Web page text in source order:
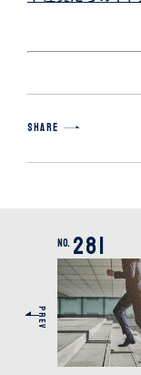
SHARE
No. 281
PREV